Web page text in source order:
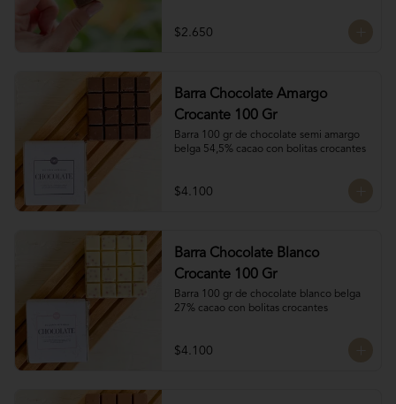
$2.650
Barra Chocolate Amargo
Crocante 100 Gr
Barra 100 gr de chocolate semi amargo
belga 54,5% cacao con bolitas crocantes
$4.100
Barra Chocolate Blanco
Crocante 100 Gr
Barra 100 gr de chocolate blanco belga
27% cacao con bolitas crocantes
$4.100